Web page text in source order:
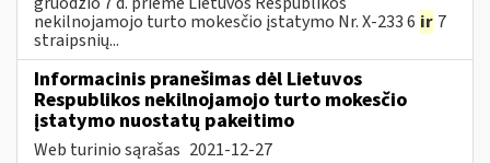
nekilnojamojo turto mokesčio įstatymo Nr. X-233 6 ir 7
straipsnių...
Informacinis pranešimas dėl Lietuvos
Respublikos nekilnojamojo turto mokesčio
įstatymo nuostatų pakeitimo
Web turinio sąrašas 2021-12-27